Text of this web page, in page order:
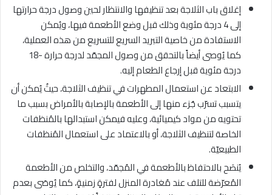
إغلاق باب الثلاجة بعد تنظيفها والانتظار لحين وصول درجة حرارتها
إلى 4 درجة مئوية وذلك قبل وضع الأطعمة فيها، ويُمكن
الاستفادة من خاصية التبريد السريع للتسريع من هذه العملية،
كما يُوصى أيضاً بالتحقق من وصول المجمّد لدرجة حرارة -18
درجة مئوية قبل إرجاع الطعام إليه.
الابتعاد عن استعمال المطهرات في تنظيف الثلاجة، حيثُ يُمكن أن
يتسبب تسرّب جُزء منها إلى الأطعمة بالإصابة بالأمراض بسبب ما
تحتويه من مواد كيميائية، وعليه فيمكن استبدالها بالمُنظفات
الخاصة لتنظيف الثلاجة، أو بالاعتماد على استعمال المُنظفات
الطبيعيّة.
يُنصَح بالاحتفاظ بالأطعمة في المُجمّد، والتخلص من الأطعمة
المُعرّضة للتلف عند مُغادرة المنزل لفترةٍ زمنيةٍ، كما يُوصَى بعدم